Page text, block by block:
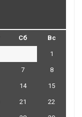
Сб Вс
1
7 8
14 15
21 22